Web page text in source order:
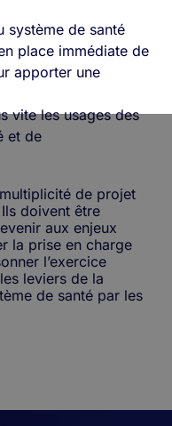
système de santé
place immédiate de
apporter une
vite les usages des
et de
de projet
doivent être
aux enjeux
la prise en charge
l’exercice
leviers de la
de santé par les